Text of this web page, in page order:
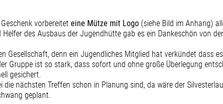
vorbereitet eine Mütze mit Logo (siehe Bild im Anhang)
des Ausbaus der Jugendhütte gab es ein Dankeschön von
Gesellschaft, denn ein Jugendliches Mitglied hat verkündet dass
Gruppe ist so stark, dass sofort und ohne große Überlegung
gesichert.
die nächsten Treffen schon in Planung sind, da wäre der
geplant.